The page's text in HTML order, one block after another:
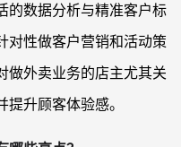
的数据分析与精准客户标
对性做客户营销和活动策
做外卖业务的店主尤其关
升顾客体验感。